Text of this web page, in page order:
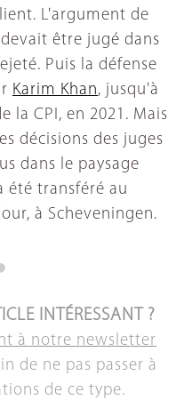
L'argument de
être jugé dans
Puis la défense
Karim Khan, jusqu'à
la CPI, en 2021. Mais
décisions des juges
dans le paysage
été transféré au
à Scheveningen.
INTÉRESSANT ?
à notre newsletter
de ne pas passer à
de ce type.